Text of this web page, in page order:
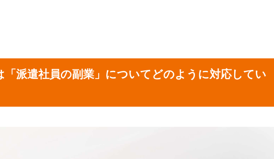
「派遣社員の副業」についてどのように対応してい